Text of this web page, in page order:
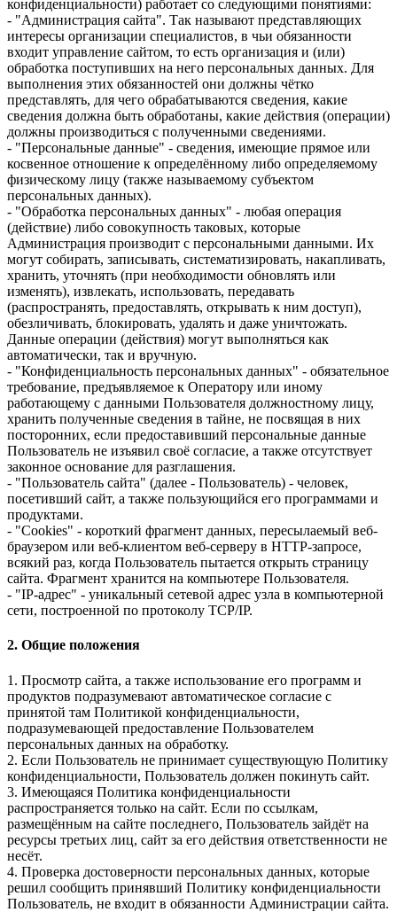
конфиденциальности) работает со следующими понятиями:
- "Администрация сайта". Так называют представляющих
интересы организации специалистов, в чьи обязанности
входит управление сайтом, то есть организация и (или)
обработка поступивших на него персональных данных. Для
выполнения этих обязанностей они должны чётко
представлять, для чего обрабатываются сведения, какие
сведения должна быть обработаны, какие действия (операции)
должны производиться с полученными сведениями.
- "Персональные данные" - сведения, имеющие прямое или
косвенное отношение к определённому либо определяемому
физическому лицу (также называемому субъектом
персональных данных).
- "Обработка персональных данных" - любая операция
(действие) либо совокупность таковых, которые
Администрация производит с персональными данными. Их
могут собирать, записывать, систематизировать, накапливать,
хранить, уточнять (при необходимости обновлять или
изменять), извлекать, использовать, передавать
(распространять, предоставлять, открывать к ним доступ),
обезличивать, блокировать, удалять и даже уничтожать.
Данные операции (действия) могут выполняться как
автоматически, так и вручную.
- "Конфиденциальность персональных данных" - обязательное
требование, предъявляемое к Оператору или иному
работающему с данными Пользователя должностному лицу,
хранить полученные сведения в тайне, не посвящая в них
посторонних, если предоставивший персональные данные
Пользователь не изъявил своё согласие, а также отсутствует
законное основание для разглашения.
- "Пользователь сайта" (далее - Пользователь) - человек,
посетивший сайт, а также пользующийся его программами и
продуктами.
- "Cookies" - короткий фрагмент данных, пересылаемый веб-
браузером или веб-клиентом веб-серверу в HTTP-запросе,
всякий раз, когда Пользователь пытается открыть страницу
сайта. Фрагмент хранится на компьютере Пользователя.
- "IP-адрес" - уникальный сетевой адрес узла в компьютерной
сети, построенной по протоколу TCP/IP.
2. Общие положения
1. Просмотр сайта, а также использование его программ и
продуктов подразумевают автоматическое согласие с
принятой там Политикой конфиденциальности,
подразумевающей предоставление Пользователем
персональных данных на обработку.
2. Если Пользователь не принимает существующую Политику
конфиденциальности, Пользователь должен покинуть сайт.
3. Имеющаяся Политика конфиденциальности
распространяется только на сайт. Если по ссылкам,
размещённым на сайте последнего, Пользователь зайдёт на
ресурсы третьих лиц, сайт за его действия ответственности не
несёт.
4. Проверка достоверности персональных данных, которые
решил сообщить принявший Политику конфиденциальности
Пользователь, не входит в обязанности Администрации сайта.